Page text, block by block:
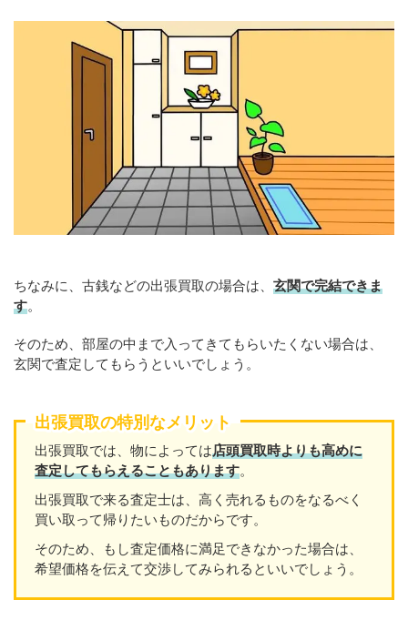
ちなみに、古銭などの出張買取の場合は、 玄関で完結できま
す。
そのため、部屋の中まで入ってきてもらいたくない場合は、
玄関で査定してもらうといいでしょう。
出張買取の特別なメリット
出張買取では、物によっては店頭買取時よりも高めに
査定してもらえることもあります。
出張買取で来る査定士は、高く売れるものをなるべく
買い取って帰りたいものだからです。
そのため、もし査定価格に満足できなかった場合は、
希望価格を伝えて交渉してみられるといいでしょう。